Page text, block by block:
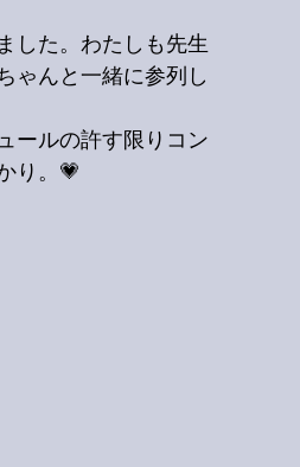
した。わたしも先生
ゃんと一緒に参列し
ールの許す限りコン
り。💗